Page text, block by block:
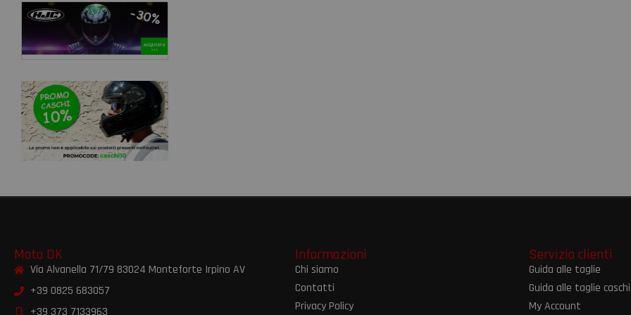
Moto OK
Via Alvanella 71/79 83024 Monteforte Irpino AV
+39 0825 683057
+39 373 7133963
Informazioni
Chi siamo
Contatti
Privacy Policy
Servizio clienti
Guida alle taglie
Guida alle taglie caschi
My Account